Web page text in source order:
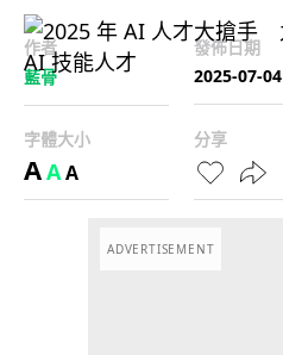
作者
藍骨
發佈日期
2025-07-04
字體大小
AAA
分享
ADVERTISEMENT